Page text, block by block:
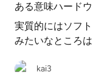
ある意味ハード
実質的にはソフ
みたいなところは
kai3